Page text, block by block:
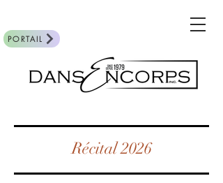
PORTAIL
Récital 2026